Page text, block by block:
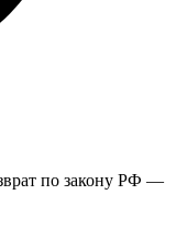
по закону РФ —